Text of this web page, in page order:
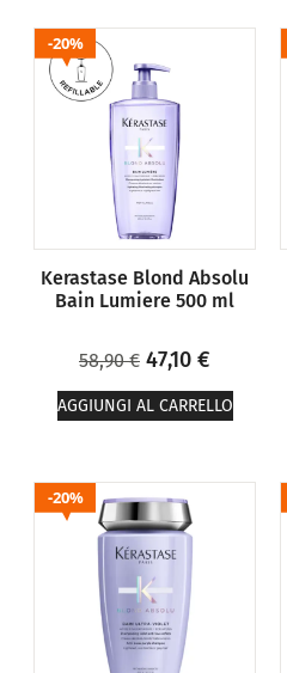
20%
Kerastase Blond Absolu
Bain Lumiere 500 ml
58,90€ 47,10 €
AGGIUNGI AL CARRELLO
20%